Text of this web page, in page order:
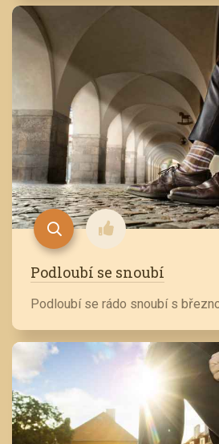
Podloubí se snoubí
Podloubí se rádo snoubí s